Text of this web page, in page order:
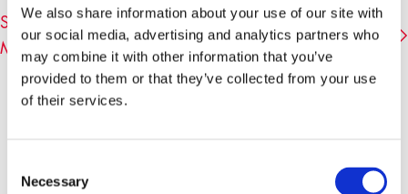
We also share information about your use of our site with
our social media, advertising and analytics partners who
may combine it with other information that you’ve
provided to them or that they’ve collected from your use
of their services.
Selection
Necessary
STERNSTUNDE PHILOSOPHIE (SRF) MIT
MICHAEL SANDEL